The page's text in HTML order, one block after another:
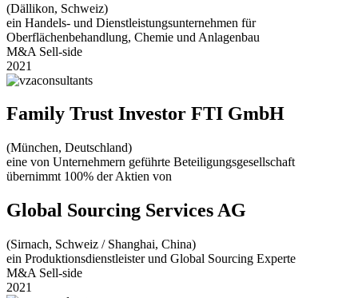
(Dällikon, Schweiz)
ein Handels- und Dienstleistungsunternehmen für
Oberflächenbehandlung, Chemie und Anlagenbau
M&A Sell-side
2021
Family Trust Investor FTI GmbH
(München, Deutschland)
eine von Unternehmern geführte Beteiligungsgesellschaft
übernimmt 100% der Aktien von
Global Sourcing Services AG
(Sirnach, Schweiz / Shanghai, China)
ein Produktionsdienstleister und Global Sourcing Experte
M&A Sell-side
2021